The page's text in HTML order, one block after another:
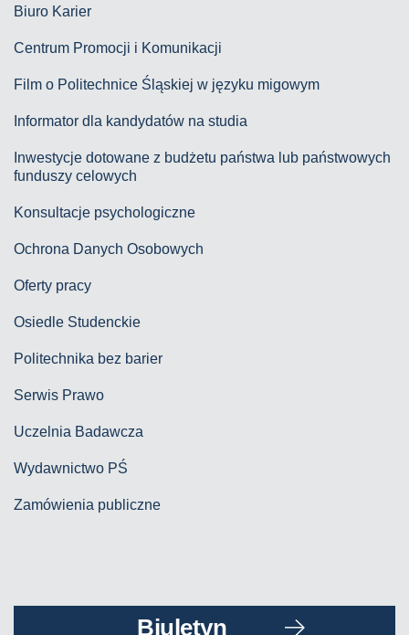
Biuro Karier
Centrum Promocji i Komunikacji
Film o Politechnice Śląskiej w języku migowym
Informator dla kandydatów na studia
Inwestycje dotowane z budżetu państwa lub państwowych
funduszy celowych
Konsultacje psychologiczne
Ochrona Danych Osobowych
Oferty pracy
Osiedle Studenckie
Politechnika bez barier
Serwis Prawo
Uczelnia Badawcza
Wydawnictwo PŚ
Zamówienia publiczne
Biuletyn